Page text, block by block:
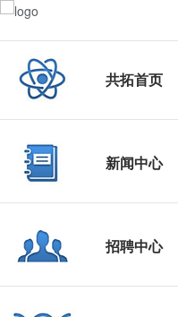
共拓首页
新闻中心
招聘中心